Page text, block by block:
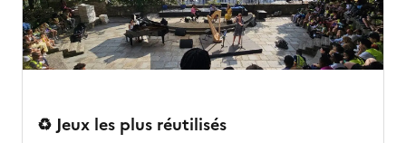
♻️ Jeux les plus réutilisés